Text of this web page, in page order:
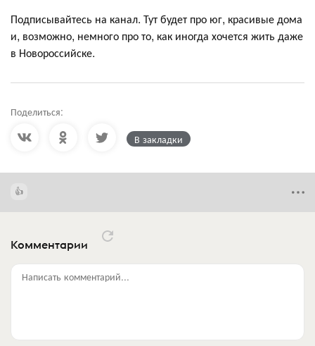
Подписывайтесь на канал. Тут будет про юг, красивые дома
и, возможно, немного про то, как иногда хочется жить даже
в Новороссийске.
Поделиться:
В закладки
Комментарии
Написать комментарий...